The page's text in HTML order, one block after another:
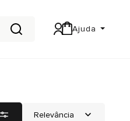
Ajuda